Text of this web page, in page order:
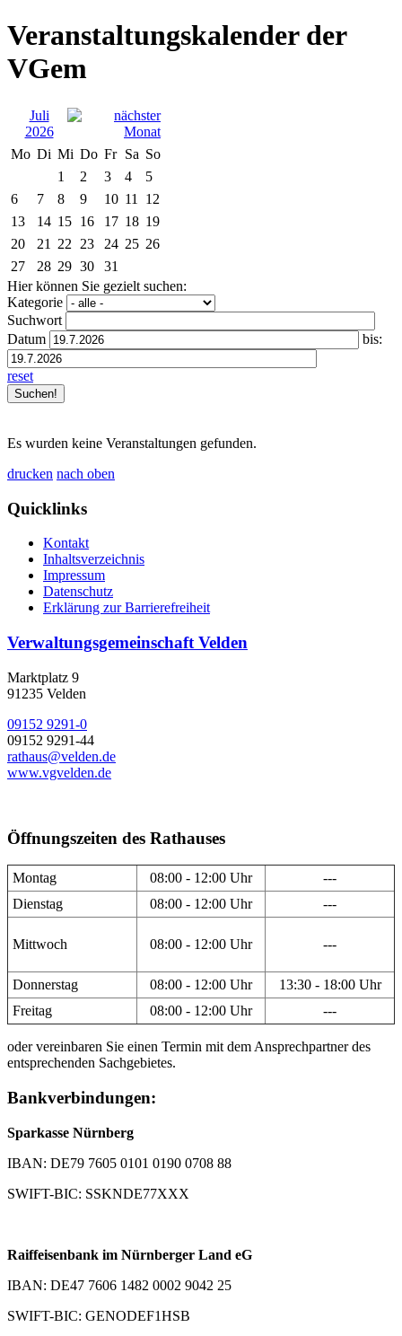
Veranstaltungskalender der
VGem
Juli
2026
Mo Di Mi Do Fr Sa So
1
2 3 4
5
6
7 8 9 10 11
12
13
14 15 16 17 18 19
20
21 22 23 24 25 26
27
28 29 30
31
Hier können Sie gezielt suchen:
Kategorie
Suchwort
Datum
bis:
reset
Es wurden keine Veranstaltungen gefunden.
drucken nach oben
Quicklinks
Kontakt
Inhaltsverzeichnis
Impressum
Datenschutz
Erklärung zur Barrierefreiheit
Verwaltungsgemeinschaft Velden
Marktplatz 9
91235 Velden
09152 9291-0
09152 9291-44
rathaus@velden.de
www.vgvelden.de
Öffnungszeiten des Rathauses
Montag 08:00 - 12:00 Uhr
---
Dienstag
08:00 - 12:00 Uhr ---
Mittwoch 08:00 - 12:00 Uhr ---
Donnerstag 08:00 - 12:00 Uhr
13:30 - 18:00 Uhr
Freitag
08:00 - 12:00 Uhr ---
oder vereinbaren Sie einen Termin mit dem Ansprechpartner des
entsprechenden Sachgebietes.
Bankverbindungen:
Sparkasse Nürnberg
IBAN: DE79 7605 0101 0190 0708 88
SWIFT-BIC: SSKNDE77XXX
Raiffeisenbank im Nürnberger Land eG
IBAN: DE47 7606 1482 0002 9042 25
SWIFT-BIC: GENODEF1HSB